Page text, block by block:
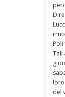
Poli
Tali
del